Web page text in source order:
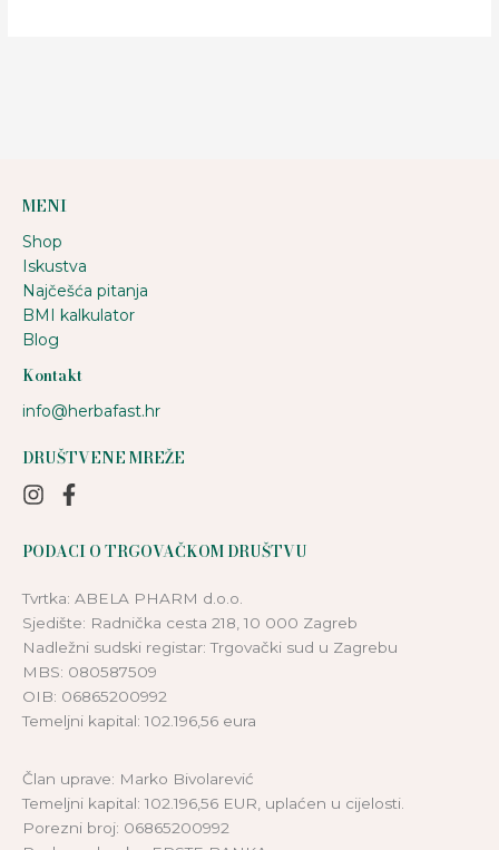
MENI
Shop
Iskustva
Najčešća pitanja
BMI kalkulator
Blog
Kontakt
info@herbafast.hr
DRUŠTVENE MREŽE
PODACI O TRGOVAČKOM DRUŠTVU
Tvrtka: ABELA PHARM d.o.o.
Sjedište: Radnička cesta 218, 10 000 Zagreb
Nadležni sudski registar: Trgovački sud u Zagrebu
MBS: 080587509
OIB: 06865200992
Temeljni kapital: 102.196,56 eura
Član uprave: Marko Bivolarević
Temeljni kapital: 102.196,56 EUR, uplaćen u cijelosti.
Porezni broj: 06865200992